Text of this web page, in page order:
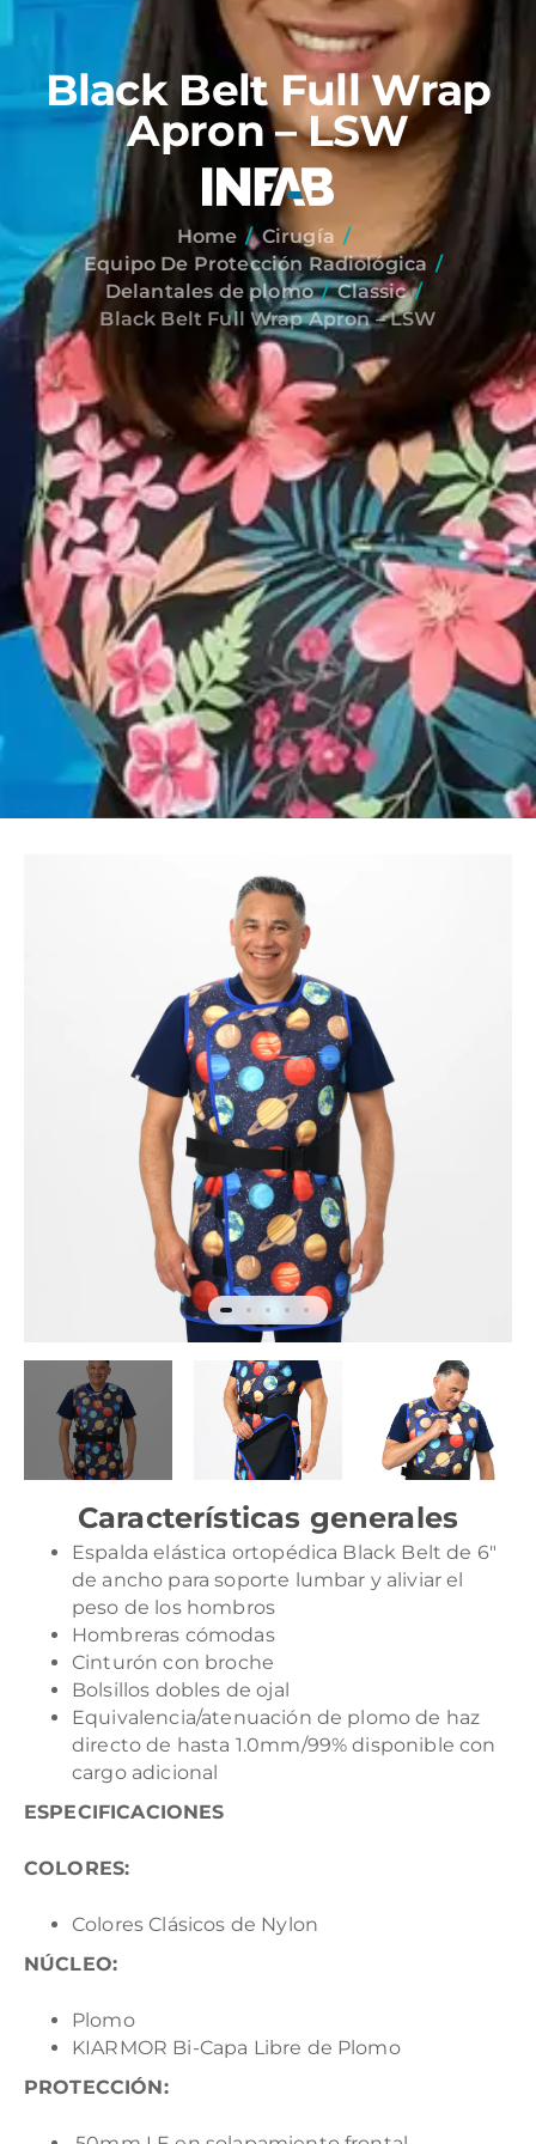
Black Belt Full Wrap
Apron – LSW
Home
Cirugía
Equipo De Protección Radiológica
Delantales de plomo
Classic
Black Belt Full Wrap Apron – LSW
Características generales
Espalda elástica ortopédica Black Belt de 6″
de ancho para soporte lumbar y aliviar el
peso de los hombros
Hombreras cómodas
Cinturón con broche
Bolsillos dobles de ojal
Equivalencia/atenuación de plomo de haz
directo de hasta 1.0mm/99% disponible con
cargo adicional
ESPECIFICACIONES
COLORES:
Colores Clásicos de Nylon
NÚCLEO:
Plomo
KIARMOR Bi-Capa Libre de Plomo
PROTECCIÓN: